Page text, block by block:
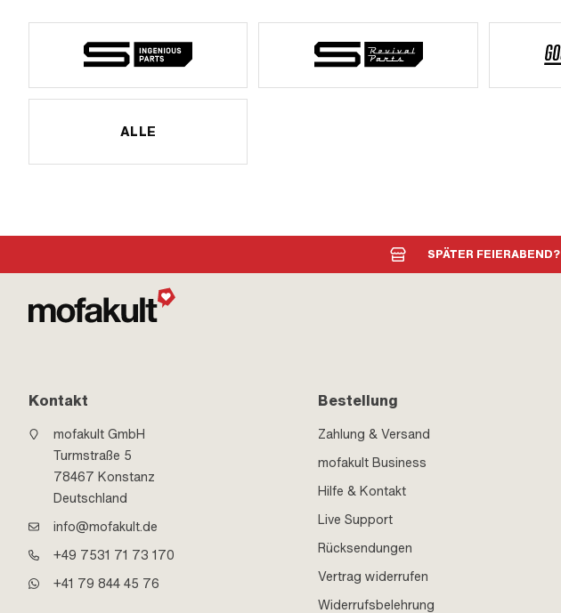
ALLE
SPÄTER FEIERABEND?
Kontakt
mofakult GmbH
Turmstraße 5
78467 Konstanz
Deutschland
info@mofakult.de
+49 7531 71 73 170
+41 79 844 45 76
Bestellung
Zahlung & Versand
mofakult Business
Hilfe & Kontakt
Live Support
Rücksendungen
Vertrag widerrufen
Widerrufsbelehrung